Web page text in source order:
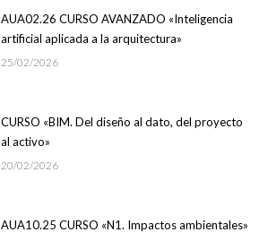
AUA02.26 CURSO AVANZADO «Inteligencia
artificial aplicada a la arquitectura»
25/02/2026
CURSO «BIM. Del diseño al dato, del proyecto
al activo»
20/02/2026
AUA10.25 CURSO «N1. Impactos ambientales»